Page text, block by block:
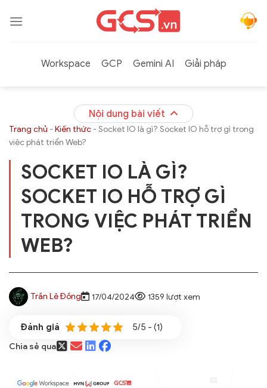
qua
Workspace
GCP Gemini AI Giải pháp
Nội dung bài viết
Trang chủ -Kiến thức -Socket IO là gì? Socket IO hỗ trợ gì trong
việc phát triển Web?
SOCKET IO LÀ GÌ?
SOCKET IO HỖ TRỢ GÌ
TRONG VIỆC PHÁT TRIỂN
WEB?
Trần Lê Đồng 17/04/2024 1359 lượt xem
5/5 - (1)
Chia sẻ qua